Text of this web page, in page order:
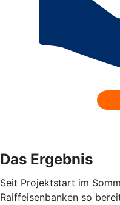
Das Ergebnis
Seit Projektstart im
Raiffeisenbanken so